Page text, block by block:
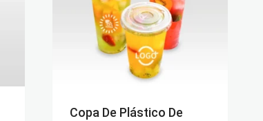
Copa De Plástico De